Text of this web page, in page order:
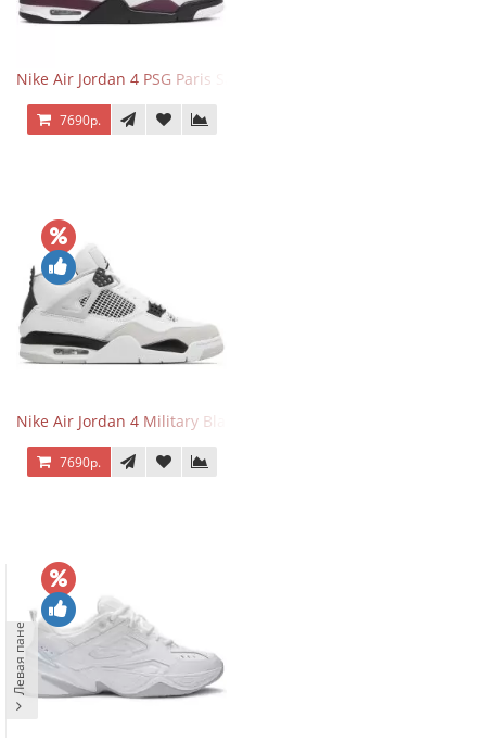
Nike Air Jordan 4 PSG Paris Saint Germain
7690р.
Nike Air Jordan 4 Military Black
7690р.
Левая панель